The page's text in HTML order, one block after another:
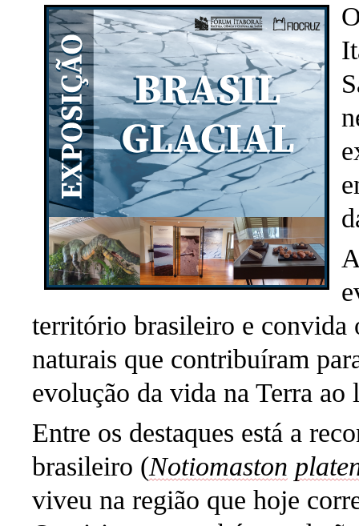
território brasileiro e convida
naturais que contribuíram
evolução da vida na Terra
Entre os destaques está a
brasileiro (Notiomaston
viveu na região que hoje